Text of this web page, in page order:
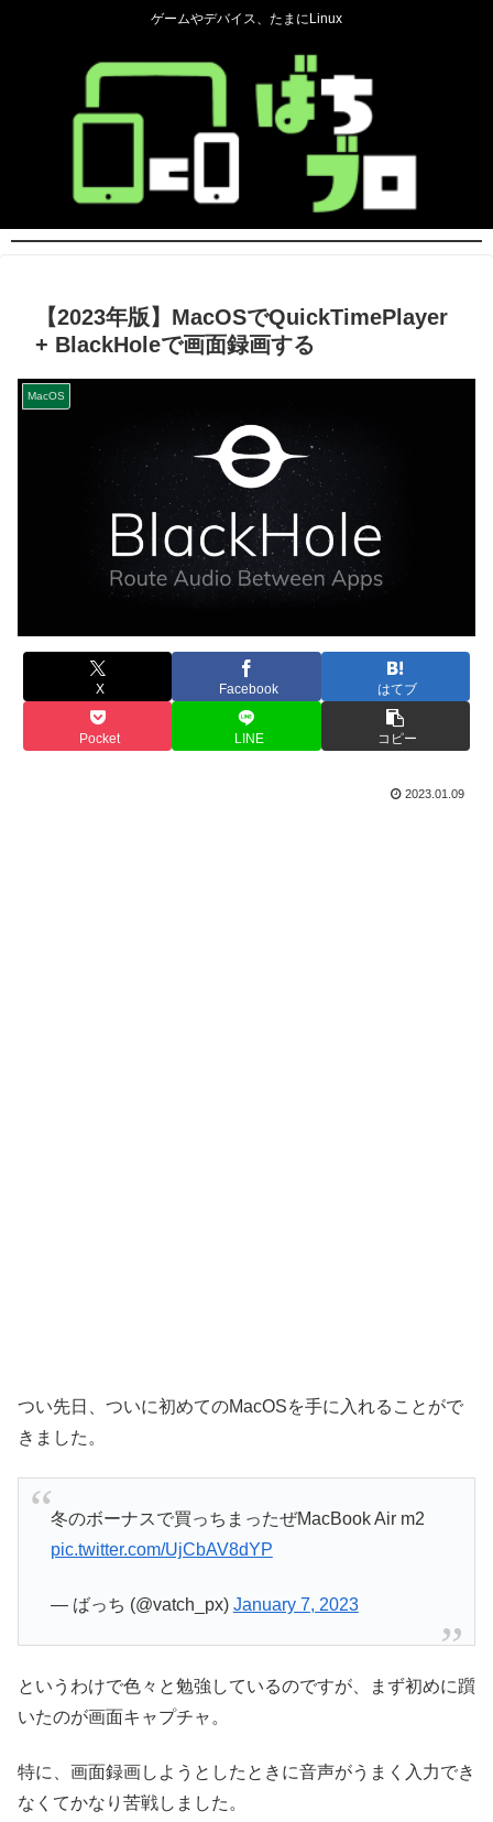
ゲームやデバイス、たまにLinux
【2023年版】MacOSでQuickTimePlayer
+ BlackHoleで画面録画する
MacOS
X Facebook はてブ
Pocket LINE コピー
2023.01.09
つい先日、ついに初めてのMacOSを手に入れることがで
きました。
冬のボーナスで買っちまったぜMacBook Air m2
pic.twitter.com/UjCbAV8dYP
— ばっち (@vatch_px) January 7, 2023
というわけで色々と勉強しているのですが、まず初めに躓
いたのが画面キャプチャ。
特に、画面録画しようとしたときに音声がうまく入力でき
なくてかなり苦戦しました。